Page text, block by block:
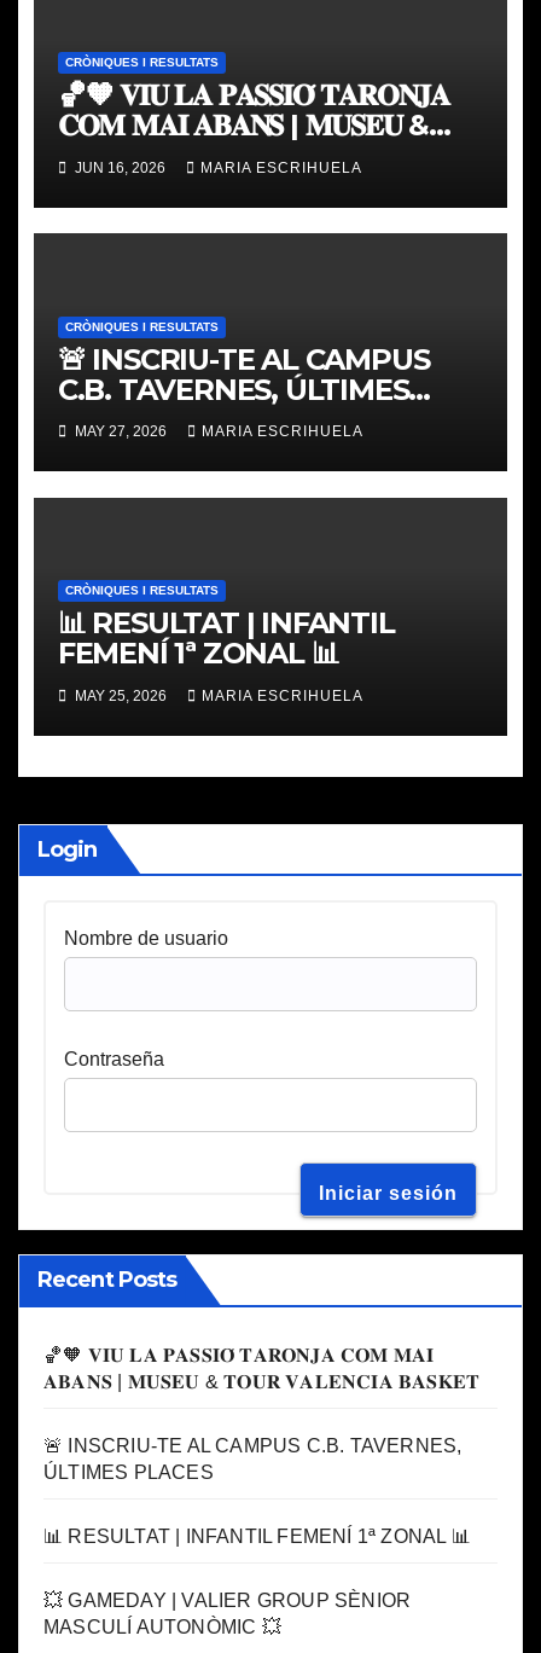
CRÒNIQUES I RESULTATS
🏀🧡 𝐕𝐈𝐔 𝐋𝐀 𝐏𝐀𝐒𝐒𝐈𝐎́ 𝐓𝐀𝐑𝐎𝐍𝐉𝐀
𝐂𝐎𝐌 𝐌𝐀𝐈 𝐀𝐁𝐀𝐍𝐒 | 𝐌𝐔𝐒𝐄𝐔 &
𝐓𝐎𝐔𝐑 𝐕𝐀𝐋𝐄𝐍𝐂𝐈𝐀 𝐁𝐀𝐒𝐊𝐄𝐓
JUN 16, 2026 MARIA ESCRIHUELA
CRÒNIQUES I RESULTATS
🚨 INSCRIU-TE AL CAMPUS
C.B. TAVERNES, ÚLTIMES
PLACES
MAY 27, 2026 MARIA ESCRIHUELA
CRÒNIQUES I RESULTATS
📊 RESULTAT | INFANTIL
FEMENÍ 1ª ZONAL 📊
MAY 25, 2026 MARIA ESCRIHUELA
Login
Nombre de usuario
Contraseña
Recent Posts
🏀🧡 𝐕𝐈𝐔 𝐋𝐀 𝐏𝐀𝐒𝐒𝐈𝐎́ 𝐓𝐀𝐑𝐎𝐍𝐉𝐀 𝐂𝐎𝐌 𝐌𝐀𝐈
𝐀𝐁𝐀𝐍𝐒 | 𝐌𝐔𝐒𝐄𝐔 & 𝐓𝐎𝐔𝐑 𝐕𝐀𝐋𝐄𝐍𝐂𝐈𝐀 𝐁𝐀𝐒𝐊𝐄𝐓
🚨 INSCRIU-TE AL CAMPUS C.B. TAVERNES,
ÚLTIMES PLACES
📊 RESULTAT | INFANTIL FEMENÍ 1ª ZONAL 📊
💥 GAMEDAY | VALIER GROUP SÈNIOR
MASCULÍ AUTONÒMIC 💥